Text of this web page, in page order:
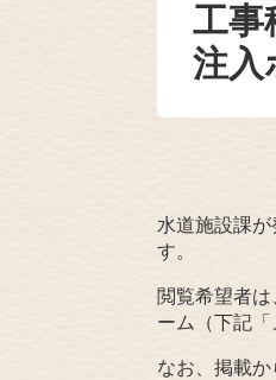
工事
注入
水道施設課
す。
閲覧希望者
ーム（下記
なお、掲載か